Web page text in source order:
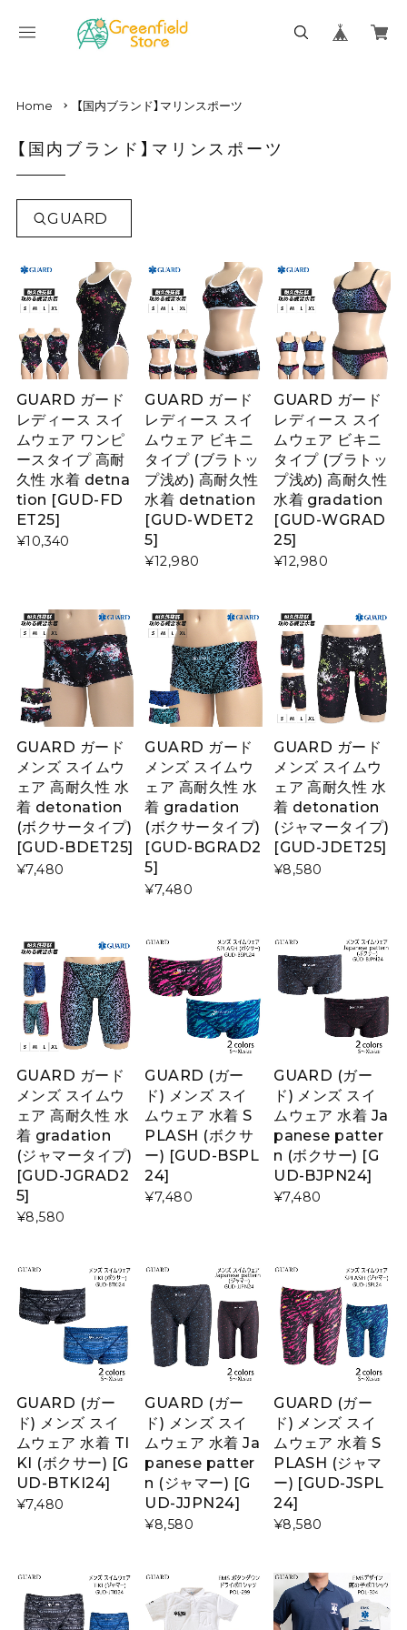
Home 【国内ブランド】マリンスポーツ
【国内ブランド】マリンスポーツ
GUARD
GUARD ガード
レディース スイ
ムウェア ワンピ
ースタイプ 高耐
久性 水着 detna
tion [GUD-FD
ET25]
¥10,340
GUARD ガード
レディース スイ
ムウェア ビキニ
タイプ (ブラトッ
プ浅め) 高耐久性
水着 detnation
[GUD-WDET2
5]
¥12,980
GUARD ガード
レディース スイ
ムウェア ビキニ
タイプ (ブラトッ
プ浅め) 高耐久性
水着 gradation
[GUD-WGRAD
25]
¥12,980
GUARD ガード
メンズ スイムウ
ェア 高耐久性 水
着 detonation
(ボクサータイプ)
[GUD-BDET25]
¥7,480
GUARD ガード
メンズ スイムウ
ェア 高耐久性 水
着 gradation
(ボクサータイプ)
[GUD-BGRAD2
5]
¥7,480
GUARD ガード
メンズ スイムウ
ェア 高耐久性 水
着 detonation
(ジャマータイプ)
[GUD-JDET25]
¥8,580
GUARD ガード
メンズ スイムウ
ェア 高耐久性 水
着 gradation
(ジャマータイプ)
[GUD-JGRAD2
5]
¥8,580
GUARD (ガー
ド) メンズ スイ
ムウェア 水着 S
PLASH (ボクサ
ー) [GUD-BSPL
24]
¥7,480
GUARD (ガー
ド) メンズ スイ
ムウェア 水着 Ja
panese patter
n (ボクサー) [G
UD-BJPN24]
¥7,480
GUARD (ガー
ド) メンズ スイ
ムウェア 水着 TI
KI (ボクサー) [G
UD-BTKI24]
¥7,480
GUARD (ガー
ド) メンズ スイ
ムウェア 水着 Ja
panese patter
n (ジャマー) [G
UD-JJPN24]
¥8,580
GUARD (ガー
ド) メンズ スイ
ムウェア 水着 S
PLASH (ジャマ
ー) [GUD-JSPL
24]
¥8,580